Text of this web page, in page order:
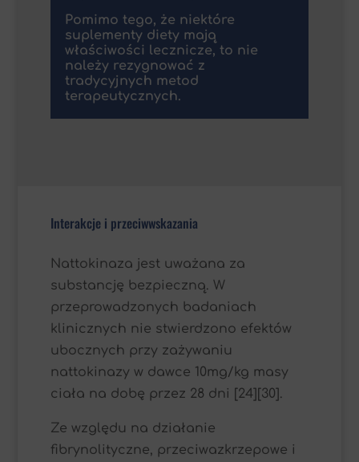
Pomimo tego, że niektóre
suplementy diety mają
właściwości lecznicze, to nie
należy rezygnować z
tradycyjnych metod
terapeutycznych.
Interakcje i przeciwwskazania
Nattokinaza jest uważana za
substancję bezpieczną. W
przeprowadzonych badaniach
klinicznych nie stwierdzono efektów
ubocznych przy zażywaniu
nattokinazy w dawce 10mg/kg masy
ciała na dobę przez 28 dni [24][30].
Ze względu na działanie
fibrynolityczne, przeciwazkrzepowe i